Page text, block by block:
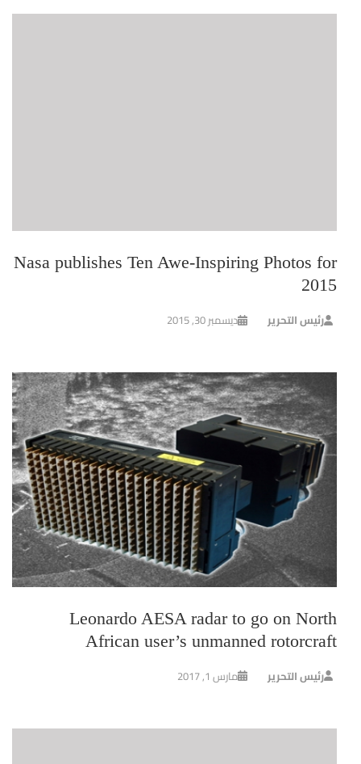
Nasa publishes Ten Awe-Inspiring Photos for
2015
رئيس التحرير ديسمبر 30, 2015
Leonardo AESA radar to go on North
African user’s unmanned rotorcraft
رئيس التحرير مارس 1, 2017